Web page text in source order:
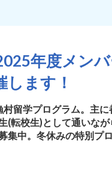
年度メン
ます！
留学プログラム。主
(転校生)として通いな
集中。冬休みの特別プ